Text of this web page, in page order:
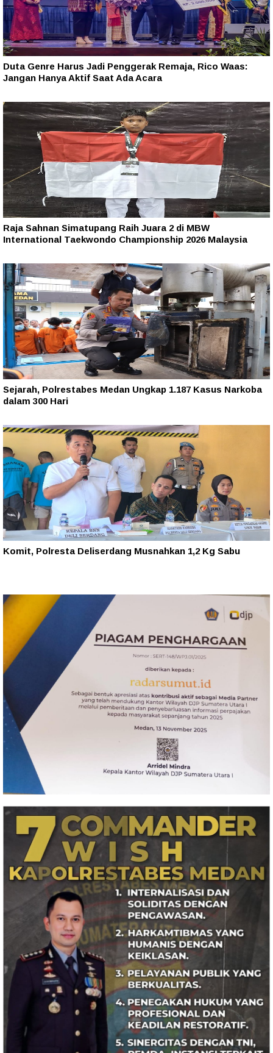
Duta Genre Harus Jadi Penggerak Remaja, Rico Waas:
Jangan Hanya Aktif Saat Ada Acara
Raja Sahnan Simatupang Raih Juara 2 di MBW
International Taekwondo Championship 2026 Malaysia
Sejarah, Polrestabes Medan Ungkap 1.187 Kasus Narkoba
dalam 300 Hari
Komit, Polresta Deliserdang Musnahkan 1,2 Kg Sabu